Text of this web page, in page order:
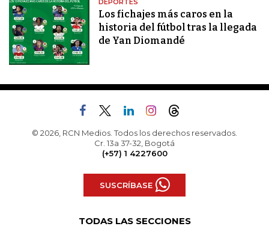
DEPORTES
Los fichajes más caros en la
historia del fútbol tras la llegada
de Yan Diomandé
© 2026, RCN Medios. Todos los derechos reservados.
Cr. 13a 37-32, Bogotá
(+57) 1 4227600
SUSCRÍBASE
TODAS LAS SECCIONES